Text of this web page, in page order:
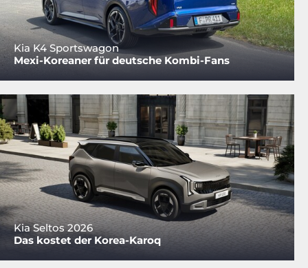
Kia K4 Sportswagon
Mexi-Koreaner für deutsche Kombi-Fans
Kia Seltos 2026
Das kostet der Korea-Karoq